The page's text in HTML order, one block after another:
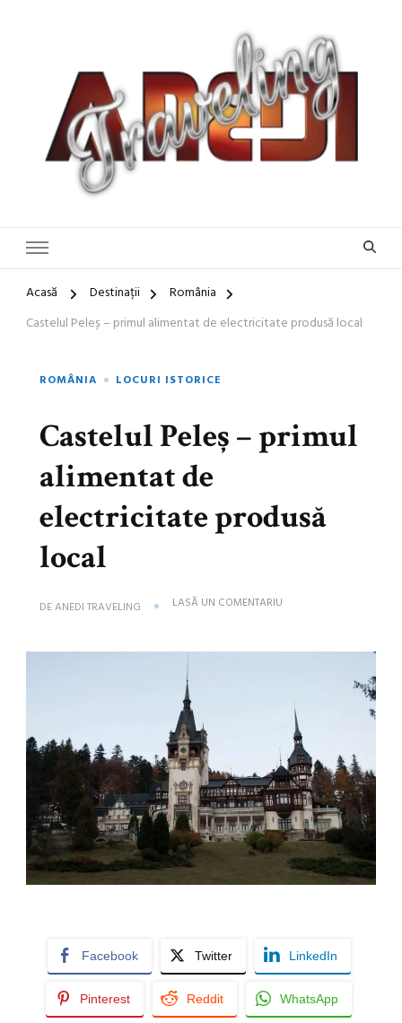
Călătorie în Europa | Inspirație
pentru Vacanțe Memorabile
Acasă Destinații
România
Castelul Peleș – primul alimentat de electricitate produsă local
ROMÂNIA LOCURI ISTORICE
Castelul Peleș – primul
alimentat de
electricitate produsă
local
DEANEDI TRAVELING LASĂ UN COMENTARIU
–
ELECTRICITATE
PRODUSĂ
LOCAL
Facebook Twitter LinkedIn
Pinterest Reddit WhatsApp